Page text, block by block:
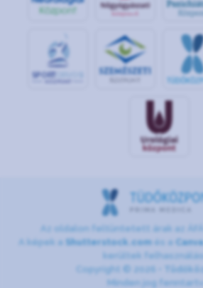
SPORT
Az oldalon feltüntetett árak az
A képek a Shutterstock.com és a
kerültek
Copyright © 2026 •
Minden jog